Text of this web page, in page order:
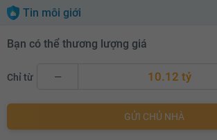
Tin môi giới
Bạn có thể thương lượng giá
Chỉ từ 10.12 tỷ
GỬI CHỦ NHÀ